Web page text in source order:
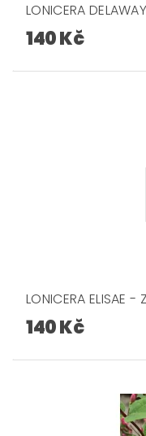
LONICERA
140 Kč
LONICERA ELISAE -
140 Kč